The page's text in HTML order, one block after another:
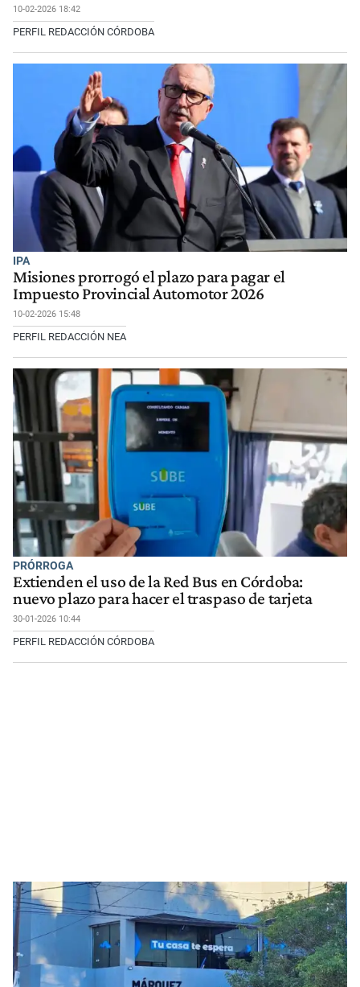
10-02-2026 18:42
PERFIL REDACCIÓN CÓRDOBA
IPA
Misiones prorrogó el plazo para pagar el
Impuesto Provincial Automotor 2026
10-02-2026 15:48
PERFIL REDACCIÓN NEA
PRÓRROGA
Extienden el uso de la Red Bus en Córdoba:
nuevo plazo para hacer el traspaso de tarjeta
30-01-2026 10:44
PERFIL REDACCIÓN CÓRDOBA